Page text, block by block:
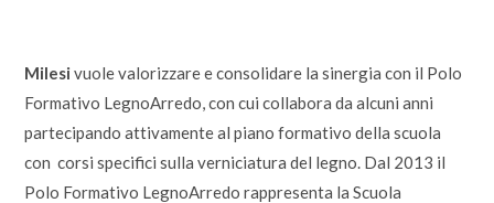
Milesi vuole valorizzare e consolidare la sinergia con il Polo
Formativo LegnoArredo, con cui collabora da alcuni anni
partecipando attivamente al piano formativo della scuola
con corsi specifici sulla verniciatura del legno. Dal 2013 il
Polo Formativo LegnoArredo rappresenta la Scuola